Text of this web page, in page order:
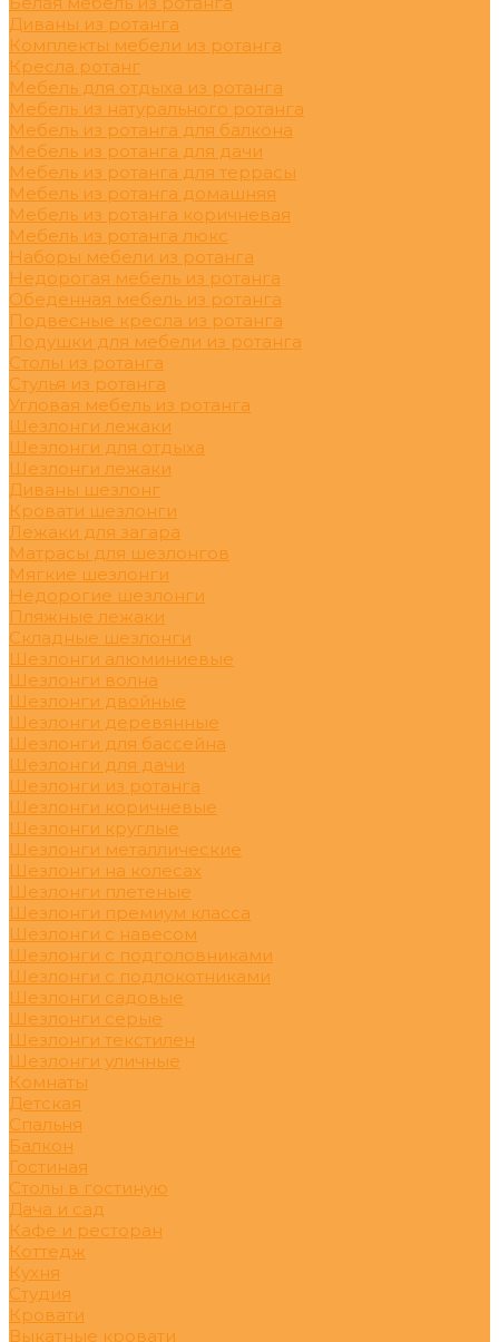
Диваны из ротанга
Комплекты мебели из ротанга
Кресла ротанг
Мебель для отдыха из ротанга
Мебель из натурального ротанга
Мебель из ротанга для балкона
Мебель из ротанга для дачи
Мебель из ротанга для террасы
Мебель из ротанга домашняя
Мебель из ротанга коричневая
Мебель из ротанга люкс
Наборы мебели из ротанга
Недорогая мебель из ротанга
Обеденная мебель из ротанга
Подвесные кресла из ротанга
Подушки для мебели из ротанга
Столы из ротанга
Стулья из ротанга
Угловая мебель из ротанга
Шезлонги лежаки
Шезлонги для отдыха
Шезлонги лежаки
Диваны шезлонг
Кровати шезлонги
Лежаки для загара
Матрасы для шезлонгов
Мягкие шезлонги
Недорогие шезлонги
Пляжные лежаки
Складные шезлонги
Шезлонги алюминиевые
Шезлонги волна
Шезлонги двойные
Шезлонги деревянные
Шезлонги для бассейна
Шезлонги для дачи
Шезлонги из ротанга
Шезлонги коричневые
Шезлонги круглые
Шезлонги металлические
Шезлонги на колесах
Шезлонги плетеные
Шезлонги премиум класса
Шезлонги с навесом
Шезлонги с подголовниками
Шезлонги с подлокотниками
Шезлонги садовые
Шезлонги серые
Шезлонги текстилен
Шезлонги уличные
Комнаты
Детская
Спальня
Балкон
Гостиная
Столы в гостиную
Дача и сад
Кафе и ресторан
Коттедж
Кухня
Студия
Кровати
Выкатные кровати